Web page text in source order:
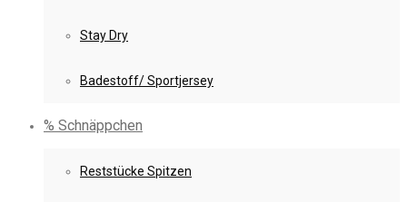
Stay Dry
Badestoff/ Sportjersey
% Schnäppchen
Reststücke Spitzen